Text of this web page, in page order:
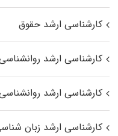
کارشناسی ارشد حقوق
کارشناسی ارشد
کارشناسی ارشد روانشناسی
کارشناسی ارشد زبان